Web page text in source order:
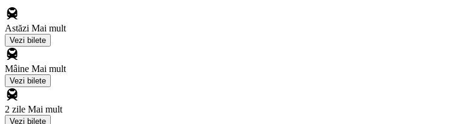
Astăzi Mai mult
Vezi bilete
Mâine Mai mult
Vezi bilete
2 zile Mai mult
Vezi bilete